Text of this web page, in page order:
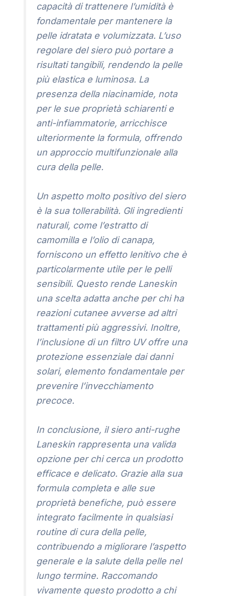
capacità di trattenere l’umidità è
fondamentale per mantenere la
pelle idratata e volumizzata. L’uso
regolare del siero può portare a
risultati tangibili, rendendo la pelle
più elastica e luminosa. La
presenza della niacinamide, nota
per le sue proprietà schiarenti e
anti-infiammatorie, arricchisce
ulteriormente la formula, offrendo
un approccio multifunzionale alla
cura della pelle.
Un aspetto molto positivo del siero
è la sua tollerabilità. Gli ingredienti
naturali, come l’estratto di
camomilla e l’olio di canapa,
forniscono un effetto lenitivo che è
particolarmente utile per le pelli
sensibili. Questo rende Laneskin
una scelta adatta anche per chi ha
reazioni cutanee avverse ad altri
trattamenti più aggressivi. Inoltre,
l’inclusione di un filtro UV offre una
protezione essenziale dai danni
solari, elemento fondamentale per
prevenire l’invecchiamento
precoce.
In conclusione, il siero anti-rughe
Laneskin rappresenta una valida
opzione per chi cerca un prodotto
efficace e delicato. Grazie alla sua
formula completa e alle sue
proprietà benefiche, può essere
integrato facilmente in qualsiasi
routine di cura della pelle,
contribuendo a migliorare l’aspetto
generale e la salute della pelle nel
lungo termine. Raccomando
vivamente questo prodotto a chi